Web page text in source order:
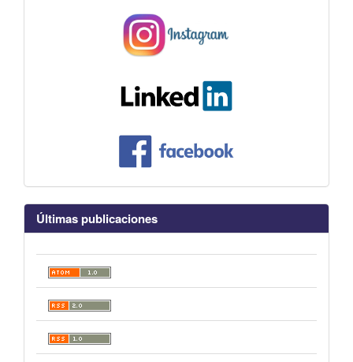
Últimas publicaciones